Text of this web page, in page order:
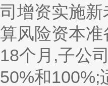
司增资实施
算风险资本
18个月,子公
50%和100%;